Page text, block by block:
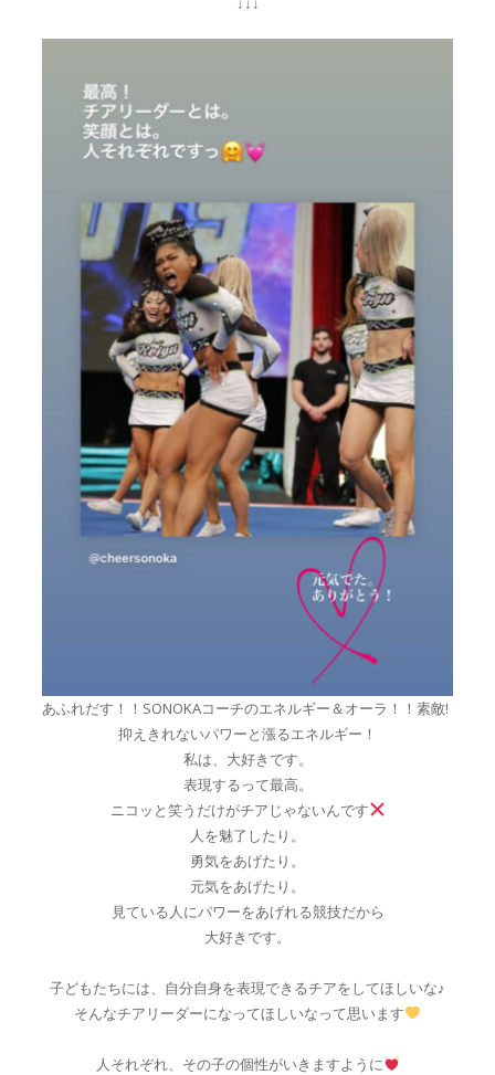
あふれだす！！SONOKAコーチのエネルギー＆オーラ！！素敵!
抑えきれないパワーと漲るエネルギー！
私は、大好きです。
表現するって最高。
ニコッと笑うだけがチアじゃないんです
人を魅了したり。
勇気をあげたり。
元気をあげたり。
見ている人にパワーをあげれる競技だから
大好きです。
子どもたちには、自分自身を表現できるチアをしてほしいな♪
そんなチアリーダーになってほしいなって思います
人それぞれ、その子の個性がいきますように